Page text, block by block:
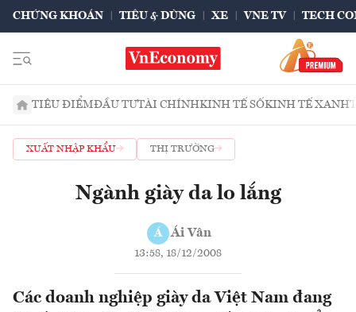
CHỨNG KHOÁN TIÊU & DÙNG XE VNE TV TECH
TIÊU ĐIỂMĐẦU TƯTÀI CHÍNHKINH TẾ SỐKINH TẾ XANH
XUẤT NHẬP KHẨU THỊ TRƯỜNG
Ngành giày da lo lắng
Á Ái Vân
13:58, 18/12/2008
Các doanh nghiệp giày da Việt Nam đang